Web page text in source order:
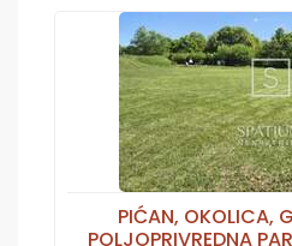
PIĆAN, OKOLICA,
POLJOPRIVREDNA